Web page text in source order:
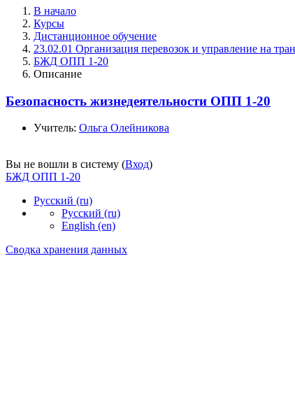
В начало
Курсы
Дистанционное обучение
23.02.01 Организация перевозок и управление на
БЖД ОПП 1-20
Описание
Безопасность жизнедеятельности ОПП 1-20
Учитель: Ольга Олейникова
Вы не вошли в систему (Вход)
БЖД ОПП 1-20
Русский ‎(ru)‎
Русский ‎(ru)‎
English ‎(en)‎
Сводка хранения данных